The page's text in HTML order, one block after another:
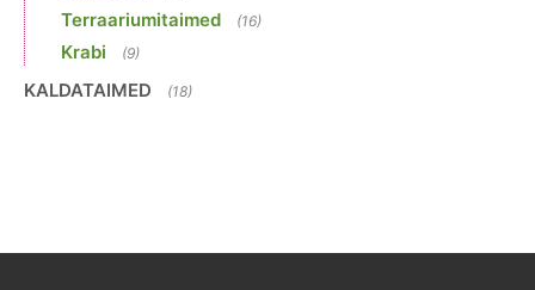
Terraariumitaimed (16)
Krabi (9)
KALDATAIMED (18)